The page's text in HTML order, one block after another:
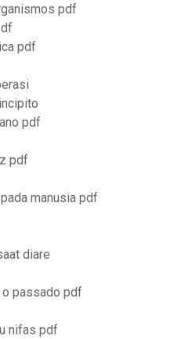
pdf
pdf
pdf
pdf
manusia pdf
diare
o passado pdf
nifas pdf